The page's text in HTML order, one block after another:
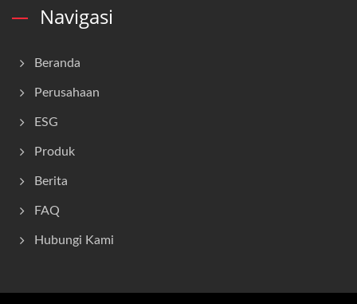
Navigasi
Beranda
Perusahaan
ESG
Produk
Berita
FAQ
Hubungi Kami